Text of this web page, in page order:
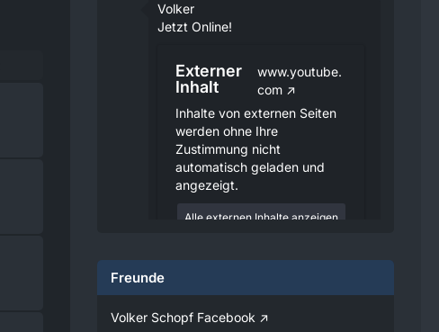
Volker
Jetzt Online!
Externer
Inhalt
www.youtube.
com
Inhalte von externen Seiten
werden ohne Ihre
Zustimmung nicht
automatisch geladen und
angezeigt.
Alle externen Inhalte anzeigen
externen Inhalte erklären Sie sich
personenbezogene Daten an
Drittplattformen übermittelt
werden. Mehr Informationen
Freunde
Volker Schopf Facebook